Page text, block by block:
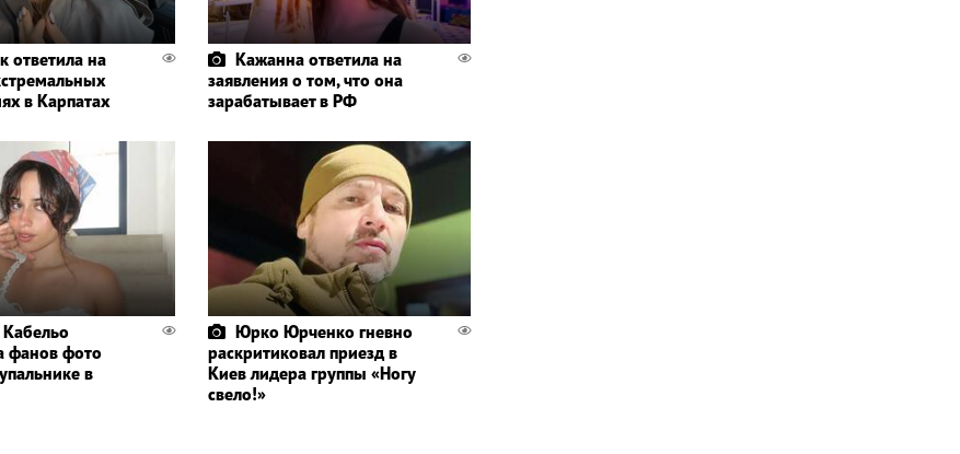
ответила на
в Карпатах
Кажанна ответила на
заявления о том, что она
зарабатывает в РФ
фанов фото
в
Юрко Юрченко гневно
раскритиковал приезд в
Киев лидера группы «Ногу
свело!»